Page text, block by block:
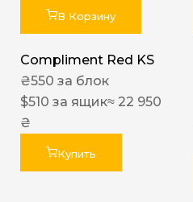
В Корзину
Compliment Red KS
₴550 за блок
$510 за ящик≈ 22 950
₴
Купить